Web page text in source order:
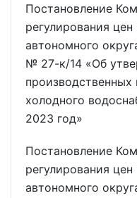
Постановление
регулирования
автономного
№ 27-к/14 «Об
холодного
2023 год»
Постановление
регулирования
автономного